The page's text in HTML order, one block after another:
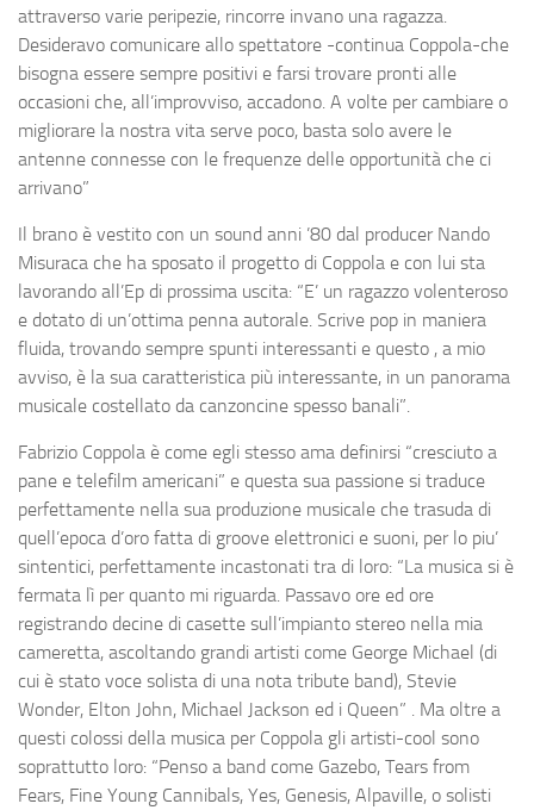
attraverso varie peripezie, rincorre invano una ragazza.
Desideravo comunicare allo spettatore -continua Coppola-che
bisogna essere sempre positivi e farsi trovare pronti alle
occasioni che, all’improvviso, accadono. A volte per cambiare o
migliorare la nostra vita serve poco, basta solo avere le
antenne connesse con le frequenze delle opportunità che ci
arrivano”
Il brano è vestito con un sound anni ’80 dal producer Nando
Misuraca che ha sposato il progetto di Coppola e con lui sta
lavorando all’Ep di prossima uscita: “E’ un ragazzo volenteroso
e dotato di un’ottima penna autorale. Scrive pop in maniera
fluida, trovando sempre spunti interessanti e questo , a mio
avviso, è la sua caratteristica più interessante, in un panorama
musicale costellato da canzoncine spesso banali”.
Fabrizio Coppola è come egli stesso ama definirsi “cresciuto a
pane e telefilm americani” e questa sua passione si traduce
perfettamente nella sua produzione musicale che trasuda di
quell’epoca d’oro fatta di groove elettronici e suoni, per lo piu’
sintentici, perfettamente incastonati tra di loro: “La musica si è
fermata lì per quanto mi riguarda. Passavo ore ed ore
registrando decine di casette sull’impianto stereo nella mia
cameretta, ascoltando grandi artisti come George Michael (di
cui è stato voce solista di una nota tribute band), Stevie
Wonder, Elton John, Michael Jackson ed i Queen” . Ma oltre a
questi colossi della musica per Coppola gli artisti-cool sono
soprattutto loro: “Penso a band come Gazebo, Tears from
Fears, Fine Young Cannibals, Yes, Genesis, Alpaville, o solisti